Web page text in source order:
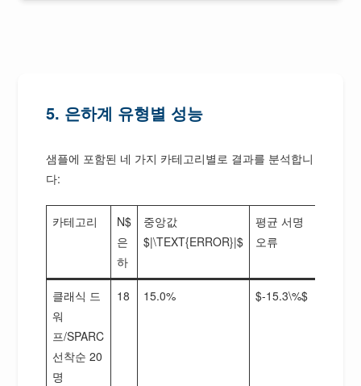
5. 은하계 유형별 성능
샘플에 포함된 네 가지 카테고리별로 결과를 분석합니
다:
카테고리
N$
은
하
중앙값
$|\TEXT{ERROR}|$
평균 서명
오류
클래식 드
워
프/SPARC
선착순 20
명
18 15.0% $-15.3\%$